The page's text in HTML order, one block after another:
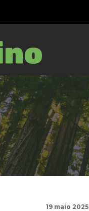
19 maio 2025